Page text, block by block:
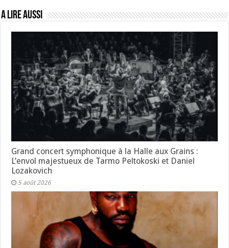
A lire aussi
Grand concert symphonique à la Halle aux Grains :
L’envol majestueux de Tarmo Peltokoski et Daniel
Lozakovich
5 août 2026